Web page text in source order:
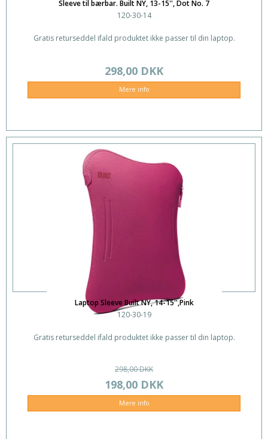
Sleeve til bærbar. Built NY, 13-15'', Dot No. 7
120-30-14
Gratis returseddel ifald produktet ikke passer til din laptop.
298,00 DKK
Mere info
Laptop Sleeve Built NY, 14-15'',Pink
120-30-19
Gratis returseddel ifald produktet ikke passer til din laptop.
298,00 DKK
198,00 DKK
Mere info